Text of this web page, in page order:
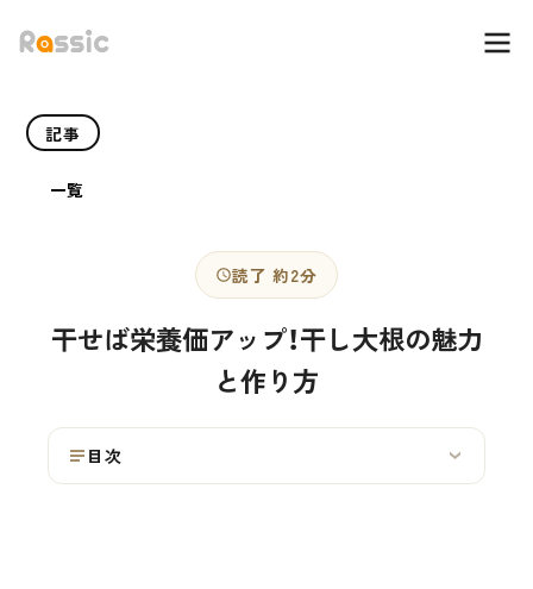
記事
一覧
読了 約2分
干せば栄養価アップ！干し大根の魅力
と作り方
目次 ›